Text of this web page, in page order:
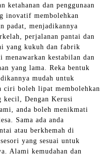
ketahanan dan penggunaan
inovatif membolehkan
padat, menjadikannya
perjalanan pantai dan
yang kukuh dan fabrik
menawarkan kestabilan dan
yang lama. Reka bentuk
mudah untuk
ciri boleh lipat membolehkan
kecil, Dengan Kerusi
anda boleh menikmati
Sama ada anda
atau berkhemah di
yang sesuai untuk
Alami kemudahan dan